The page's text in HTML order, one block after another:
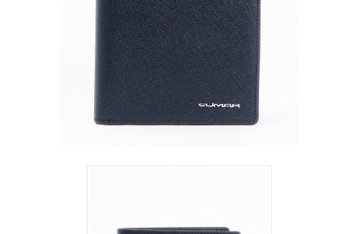
中性商品 UNISEX BAG/SLG
關於 CHIARUGI
女士夾款 LADIES' WALLET
中性商品 UNISEX BAG/SLG
男士皮帶 MEN'S BELT
女士包款 LADIES' BAG
女士夾款 LADIES' WALLET
中性商品 UNISEX BAG/SLG
關於 Roberta di Camerino
男士夾款 MEN'S WALLET
男士皮帶 MEN'S BELT
女士包款 LADIES' BAG
女士夾款 LADIES' WALLET
珍藏 THE BRIDGE (TB SPECIAL)
男士包款 MEN'S BAG
男士夾款 MEN'S WALLET
男士皮帶 MEN'S BELT